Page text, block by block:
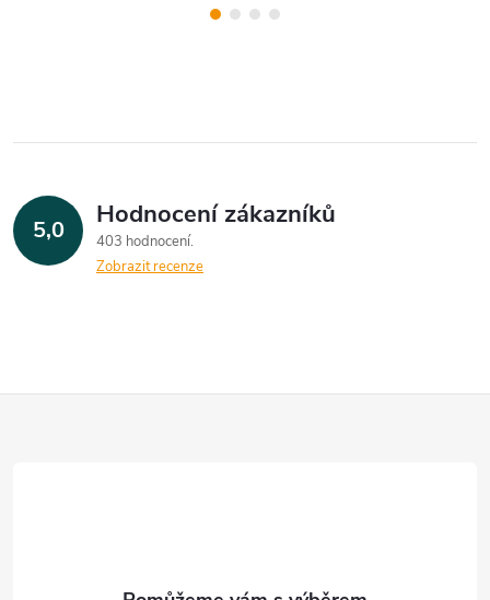
5,0 Hodnocení zákazníků
403 hodnocení
Zobrazit recenze